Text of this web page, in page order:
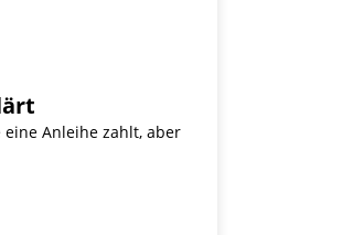
Anleihe zahlt, aber